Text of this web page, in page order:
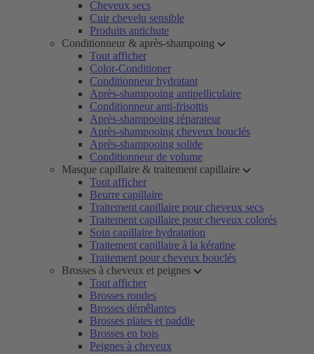
Cheveux secs
Cuir chevelu sensible
Produits antichute
Conditionneur & après-shampoing
Tout afficher
Color-Conditioner
Conditionneur hydratant
Après-shampooing antipelliculaire
Conditionneur anti-frisottis
Après-shampooing réparateur
Après-shampooing cheveux bouclés
Après-shampooing solide
Conditionneur de volume
Masque capillaire & traitement capillaire
Tout afficher
Beurre capillaire
Traitement capillaire pour cheveux secs
Traitement capillaire pour cheveux colorés
Soin capillaire hydratation
Traitement capillaire à la kératine
Traitement pour cheveux bouclés
Brosses à cheveux et peignes
Tout afficher
Brosses rondes
Brosses démêlantes
Brosses plates et paddle
Brosses en bois
Peignes à cheveux